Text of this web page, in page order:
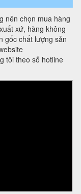
nên chọn mua hàng
xứ, hàng không
gốc chất lượng sản
tôi theo số hotline